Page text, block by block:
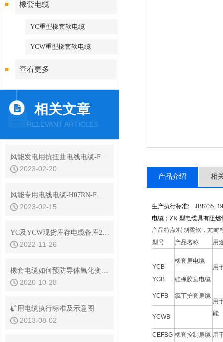
橡套电缆
YC重型橡套软电缆
YCW重型橡套软电缆
查看更多
相关文章
RELEVANT ARTICLES
风能发电用抗扭曲电线电缆-FDEF-40风能电缆
2023-02-20
风能专用电线电缆-H07RN-F橡套电缆
2023-02-15
YC及YCW现货库存电缆备库2022年11月25日
2022-11-26
橡套电缆如何预防导体氧化变色？
2020-10-28
矿用电缆执行标准及示意图
2013-08-02
产品介绍 相
生产执行标准: JB8735.-
电缆； ZR-型电缆具有阻燃
产品特点:特别柔软，尤耐
型号
产品名称 用
YCB
橡套扁电缆
用
YGB
硅橡胶扁电缆
YCFB 氯丁护套扁缆
用
能
YCWB
CEFBG 橡套控制扁缆 用